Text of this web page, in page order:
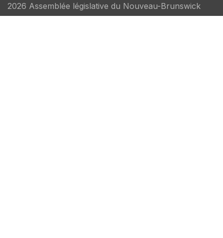
2026 Assemblée législative du Nouveau-Brunswick